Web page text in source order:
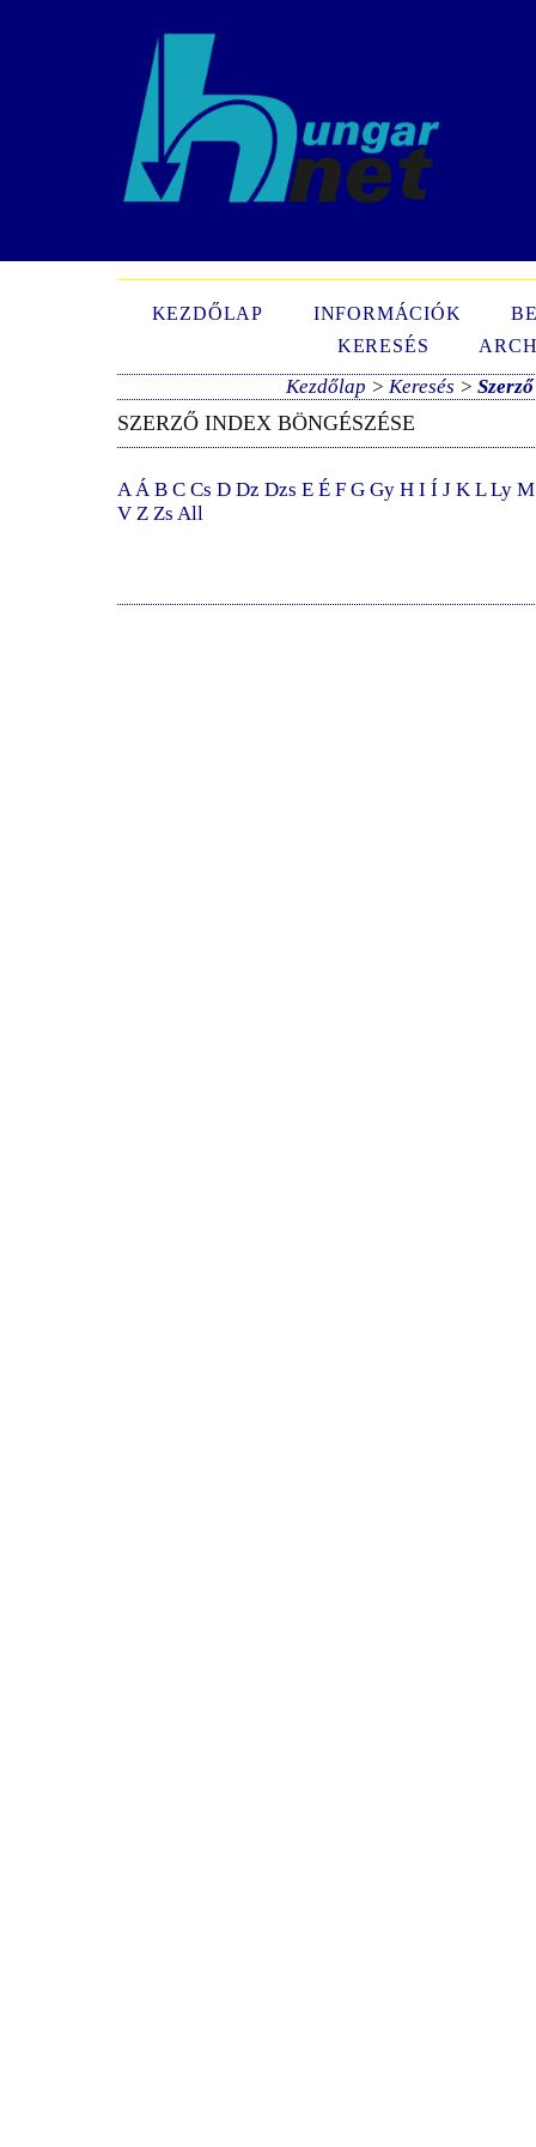
KEZDŐLAP INFORMÁCIÓK
KERESÉS
Kezdőlap > Keresés >
SZERZŐ INDEX BÖNGÉSZÉSE
A Á B C Cs D Dz Dzs E É F G Gy H I Í J K L Ly M
V Z Zs All